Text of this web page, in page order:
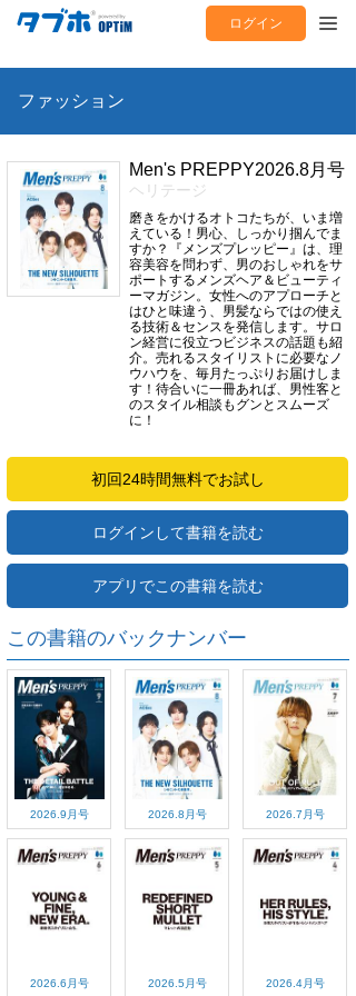
ログイン
ファッション
Men's PREPPY2026.8月号
ヘリテージ
磨きをかけるオトコたちが、いま増
えている！男心、しっかり掴んでま
すか？『メンズプレッピー』は、理
容美容を問わず、男のおしゃれをサ
ポートするメンズヘア＆ビューティ
ーマガジン。女性へのアプローチと
はひと味違う、男髪ならではの使え
る技術＆センスを発信します。サロ
ン経営に役立つビジネスの話題も紹
介。売れるスタイリストに必要なノ
ウハウを、毎月たっぷりお届けしま
す！待合いに一冊あれば、男性客と
のスタイル相談もグンとスムーズ
に！
初回24時間無料でお試し
ログインして書籍を読む
アプリでこの書籍を読む
この書籍のバックナンバー
2026.9月号 2026.8月号 2026.7月号
2026.6月号 2026.5月号 2026.4月号